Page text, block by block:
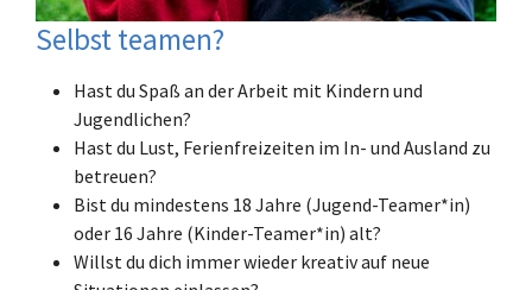
Selbst teamen?
Hast du Spaß an der Arbeit mit Kindern und
Jugendlichen?
Hast du Lust, Ferienfreizeiten im In- und Ausland zu
betreuen?
Bist du mindestens 18 Jahre (Jugend-Teamer*in)
oder 16 Jahre (Kinder-Teamer*in) alt?
Willst du dich immer wieder kreativ auf neue